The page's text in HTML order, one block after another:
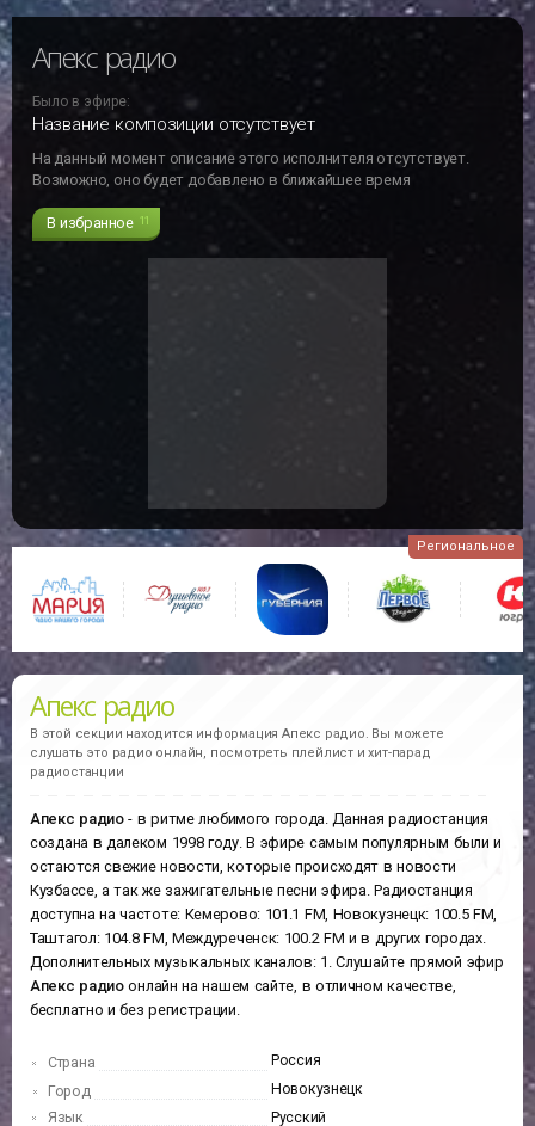
Апекс радио
Было в эфире:
Название композиции отсутствует
На данный момент описание этого исполнителя отсутствует.
Возможно, оно будет добавлено в ближайшее время
В избранное 11
Региональное
Апекс радио
В этой секции находится информация Апекс радио. Вы можете
слушать это радио онлайн, посмотреть плейлист и хит-парад
радиостанции
Апекс радио- в ритме любимого города. Данная радиостанция
создана в далеком 1998 году. В эфире самым популярным были и
остаются свежие новости, которые происходят в новости
Кузбассе, а так же зажигательные песни эфира. Радиостанция
доступна на частоте: Кемерово: 101.1 FM, Новокузнецк: 100.5 FM,
Таштагол: 104.8 FM, Междуреченск: 100.2 FM и в других городах.
Дополнительных музыкальных каналов: 1. Слушайте прямой эфир
Апекс радиоонлайн на нашем сайте, в отличном качестве,
бесплатно и без регистрации.
Страна
Россия
Город
Новокузнецк
Язык
Русский